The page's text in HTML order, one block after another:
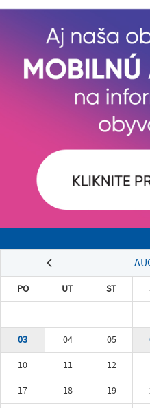
PO UT ST
03
04 05
10
11 12
17
18 19